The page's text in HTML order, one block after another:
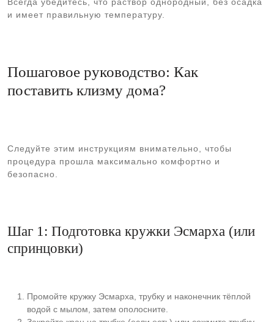
и имеет правильную температуру.
Пошаговое руководство: Как
поставить клизму дома?
Следуйте этим инструкциям внимательно, чтобы
процедура прошла максимально комфортно и
безопасно.
Шаг 1: Подготовка кружки Эсмарха (или
спринцовки)
Промойте кружку Эсмарха, трубку и наконечник тёплой
водой с мылом, затем ополосните.